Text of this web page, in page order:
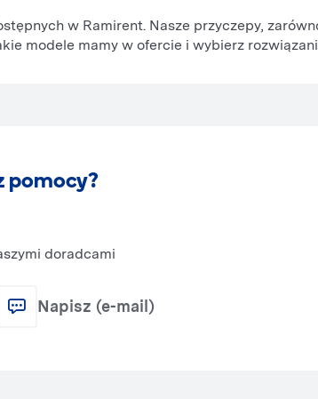
w Ramirent. Nasze przyczepy,
modele mamy w ofercie i wybierz
pomocy?
doradcami
Napisz (e-mail)